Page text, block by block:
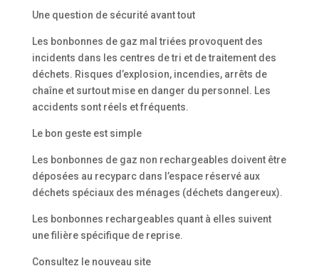
Une question de sécurité avant tout
Les bonbonnes de gaz mal triées provoquent des
incidents dans les centres de tri et de traitement des
déchets. Risques d’explosion, incendies, arrêts de
chaîne et surtout mise en danger du personnel. Les
accidents sont réels et fréquents.
Le bon geste est simple
Les bonbonnes de gaz non rechargeables doivent être
déposées au recyparc dans l’espace réservé aux
déchets spéciaux des ménages (déchets dangereux).
Les bonbonnes rechargeables quant à elles suivent
une filière spécifique de reprise.
Consultez le nouveau site